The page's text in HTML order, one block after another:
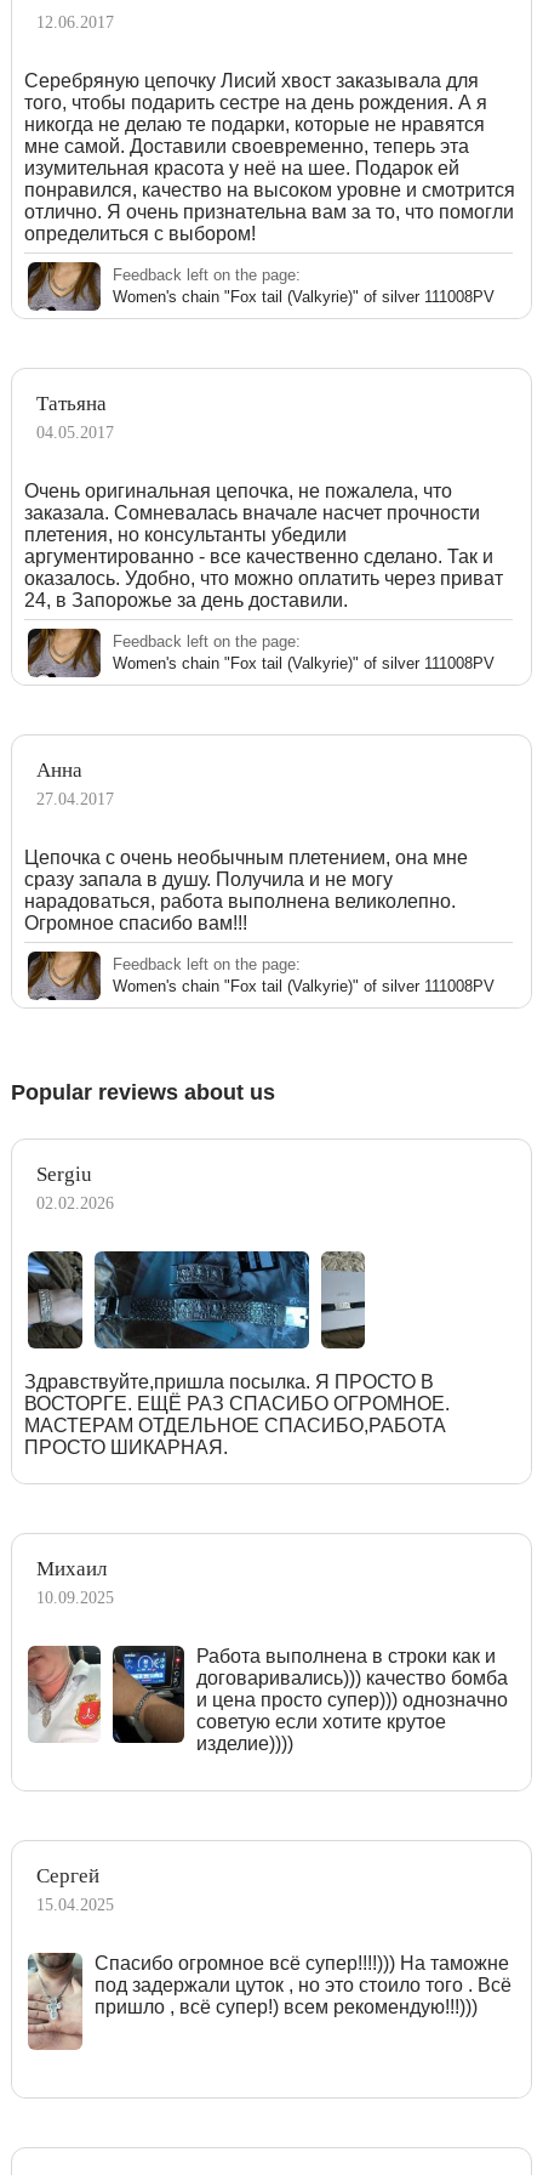
12.06.2017
Серебряную цепочку Лисий хвост заказывала для
того, чтобы подарить сестре на день рождения. А я
никогда не делаю те подарки, которые не нравятся
мне самой. Доставили своевременно, теперь эта
изумительная красота у неё на шее. Подарок ей
понравился, качество на высоком уровне и смотрится
отлично. Я очень признательна вам за то, что помогли
определиться с выбором!
Feedback left on the page:
Women's chain "Fox tail (Valkyrie)" of silver 111008PV
Татьяна
04.05.2017
Очень оригинальная цепочка, не пожалела, что
заказала. Сомневалась вначале насчет прочности
плетения, но консультанты убедили
аргументированно - все качественно сделано. Так и
оказалось. Удобно, что можно оплатить через приват
24, в Запорожье за день доставили.
Feedback left on the page:
Women's chain "Fox tail (Valkyrie)" of silver 111008PV
Анна
27.04.2017
Цепочка с очень необычным плетением, она мне
сразу запала в душу. Получила и не могу
нарадоваться, работа выполнена великолепно.
Огромное спасибо вам!!!
Feedback left on the page:
Women's chain "Fox tail (Valkyrie)" of silver 111008PV
Popular reviews about us
Sergiu
02.02.2026
Здравствуйте,пришла посылка. Я ПРОСТО В
ВОСТОРГЕ. ЕЩЁ РАЗ СПАСИБО ОГРОМНОЕ.
МАСТЕРАМ ОТДЕЛЬНОЕ СПАСИБО,РАБОТА
ПРОСТО ШИКАРНАЯ.
Михаил
10.09.2025
Работа выполнена в строки как и
договаривались))) качество бомба
и цена просто супер))) однозначно
советую если хотите крутое
изделие))))
Сергей
15.04.2025
Спасибо огромное всё супер!!!!))) На таможне
под задержали цуток , но это стоило того . Всё
пришло , всё супер!) всем рекомендую!!!)))